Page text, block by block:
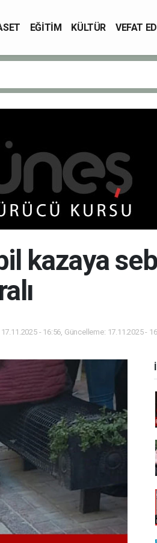
EĞİTİM KÜLTÜR VEFAT
kazaya
- 16:56, Güncelleme: 17.11.2025 -